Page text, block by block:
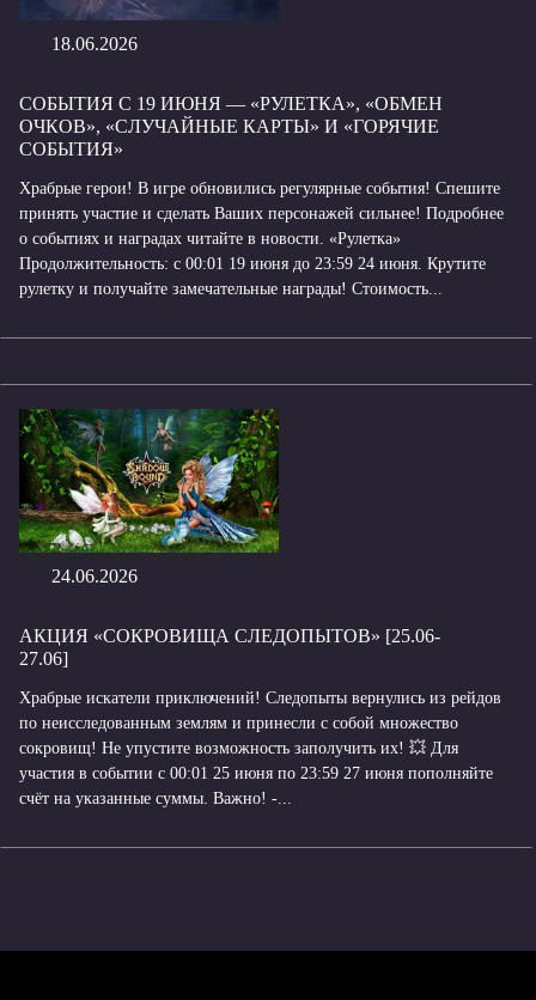
18.06.2026
СОБЫТИЯ С 19 ИЮНЯ — «РУЛЕТКА», «ОБМЕН
ОЧКОВ», «СЛУЧАЙНЫЕ КАРТЫ» И «ГОРЯЧИЕ
СОБЫТИЯ»
Храбрые герои! В игре обновились регулярные события! Спешите
принять участие и сделать Ваших персонажей сильнее! Подробнее
о событиях и наградах читайте в новости. «Рулетка»
Продолжительность: с 00:01 19 июня до 23:59 24 июня. Крутите
рулетку и получайте замечательные награды! Стоимость...
24.06.2026
АКЦИЯ «СОКРОВИЩА СЛЕДОПЫТОВ» [25.06-
27.06]
Храбрые искатели приключений! Следопыты вернулись из рейдов
по неисследованным землям и принесли с собой множество
сокровищ! Не упустите возможность заполучить их! 💥 Для
участия в событии с 00:01 25 июня по 23:59 27 июня пополняйте
счёт на указанные суммы. Важно! -...